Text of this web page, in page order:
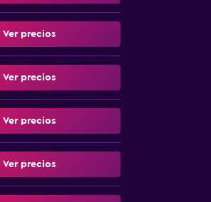
Ver precios
Ver precios
Ver precios
Ver precios